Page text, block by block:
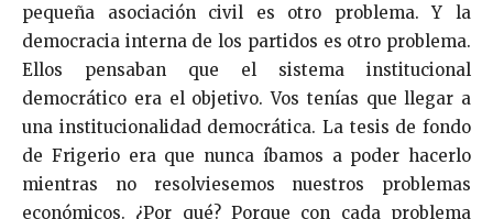
pequeña asociación civil es otro problema. Y la
democracia interna de los partidos es otro problema.
Ellos pensaban que el sistema institucional
democrático era el objetivo. Vos tenías que llegar a
una institucionalidad democrática. La tesis de fondo
de Frigerio era que nunca íbamos a poder hacerlo
mientras no resolviesemos nuestros problemas
económicos. ¿Por qué? Porque con cada problema